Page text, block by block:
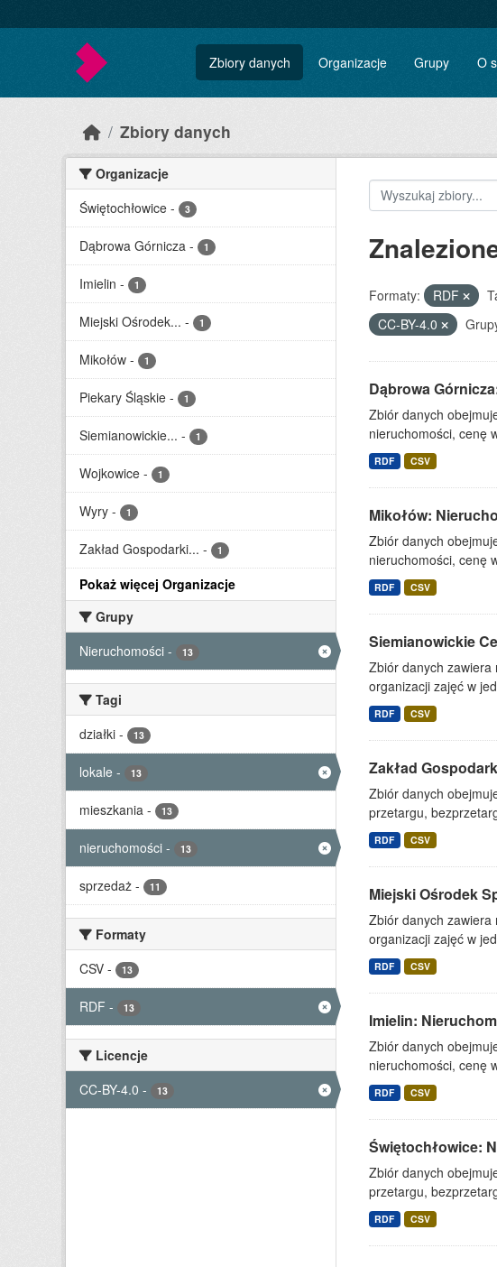
Zbiory danych Organizacje Grupy O
Zbiory danych
Organizacje
Świętochłowice - 3
Dąbrowa Górnicza - 1
Imielin - 1
Miejski Ośrodek... - 1
Mikołów - 1
Piekary Śląskie - 1
Siemianowickie... - 1
Wojkowice - 1
Wyry - 1
Zakład Gospodarki... - 1
Pokaż więcej Organizacje
Grupy
Nieruchomości - 13
Tagi
działki - 13
lokale - 13
mieszkania - 13
nieruchomości - 13
sprzedaż - 11
Formaty
CSV - 13
RDF - 13
Licencje
CC-BY-4.0 - 13
Formaty: RDF
CC-BY-4.0
Dąbrowa
Zbiór danych
nieruchomości, cenę
RDF CSV
Mikołów:
Zbiór danych
nieruchomości, cenę
RDF CSV
Siemianowickie
Zbiór danych
organizacji zajęć w
RDF CSV
Zakład
Zbiór danych
przetargu,
RDF CSV
Miejski Ośrodek
Zbiór danych
organizacji zajęć w
RDF CSV
Imielin:
Zbiór danych
nieruchomości, cenę
RDF CSV
Świętochłowice:
Zbiór danych
przetargu,
RDF CSV